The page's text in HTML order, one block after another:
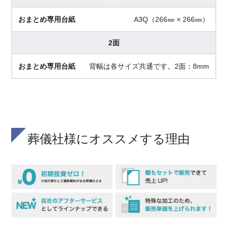
A3Q（266㎜ × 266㎜）
2面
背幅は各サイズ共通です。2面：8mm
葬儀社様にオススメする理由